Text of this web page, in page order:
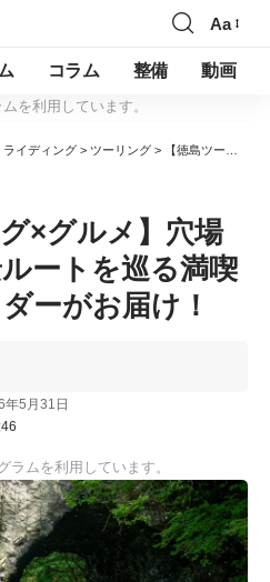
Aa
コラム 整備 動画
を利用しています。
ライディング > ツーリング > 【徳島ツーリング×グルメ】穴場スポットと絶景ルートを巡る満喫プランを旅ライダーがお届け！
×グルメ】穴場
ートを巡る満喫
ーがお届け！
5月31日
ラムを利用しています。